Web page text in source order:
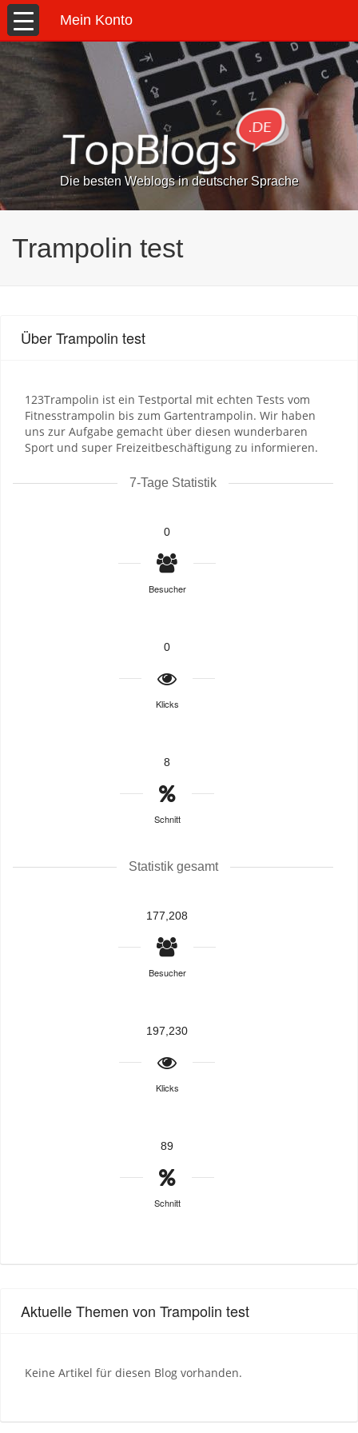
Mein Konto
Die besten Weblogs in deutscher Sprache
Trampolin test
Über Trampolin test
123Trampolin ist ein Testportal mit echten Tests vom
Fitnesstrampolin bis zum Gartentrampolin. Wir haben
uns zur Aufgabe gemacht über diesen wunderbaren
Sport und super Freizeitbeschäftigung zu informieren.
7-Tage Statistik
0
Besucher
0
Klicks
8
Schnitt
Statistik gesamt
177,208
Besucher
197,230
Klicks
89
Schnitt
Aktuelle Themen von Trampolin test
Keine Artikel für diesen Blog vorhanden.